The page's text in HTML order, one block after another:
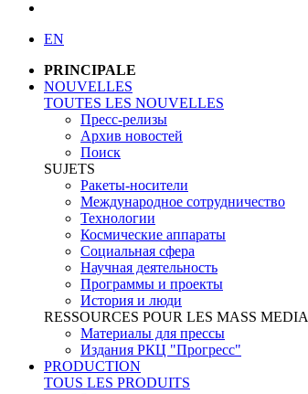
EN
PRINCIPALE
NOUVELLES
TOUTES LES NOUVELLES
Пресс-релизы
Архив новостей
Поиск
SUJETS
Ракеты-носители
Международное сотрудничество
Технологии
Космические аппараты
Социальная сфера
Научная деятельность
Программы и проекты
История и люди
RESSOURCES POUR LES MASS MEDIA
Материалы для прессы
Издания РКЦ "Прогресс"
PRODUCTION
TOUS LES PRODUITS